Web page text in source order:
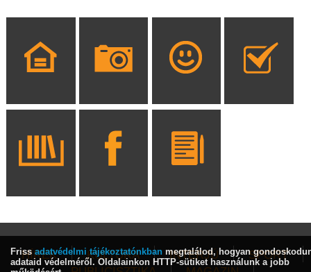
HÍREK KULTÚRA INTERJÚ
SPORT
Friss adatvédelmi tájékoztatónkban megtalálod, hogyan
adataid védelméről. Oldalainkon HTTP-sütiket használunk a jobb